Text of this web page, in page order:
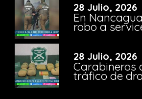
28 Julio, 2026
En
robo a
28 Julio, 2026
Carabineros
tráfico de